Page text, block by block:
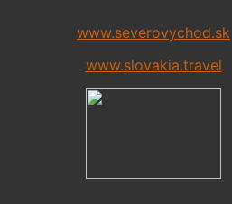
www.severovychod.sk
www.slovakia.travel